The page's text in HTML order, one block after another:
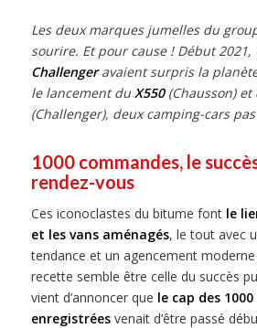
Les deux marques jumelles du
sourire. Et pour cause ! Début 2021,
Challengeravaient surpris la
le lancement du X550(Chausson) et
(Challenger), deux camping-cars
1000 commandes, le
rendez-vous
Ces iconoclastes du bitume font le
et les vans aménagés, le tout avec
tendance et un agencement
recette semble être celle du succès
vient d’annoncer que le cap des
enregistréesvenait d’être passé